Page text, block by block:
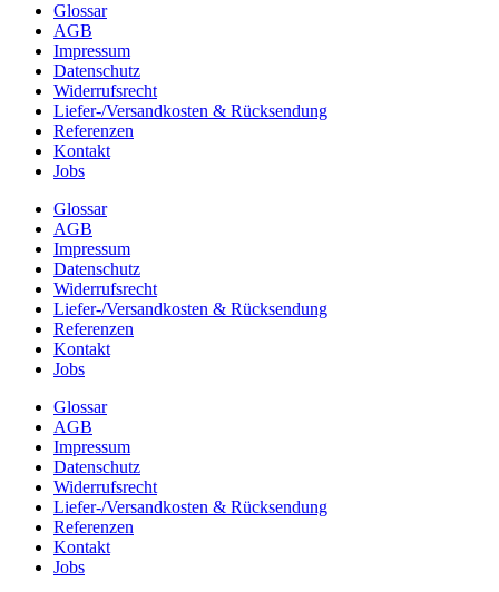
Glossar
AGB
Impressum
Datenschutz
Widerrufsrecht
Liefer-/Versandkosten & Rücksendung
Referenzen
Kontakt
Jobs
Glossar
AGB
Impressum
Datenschutz
Widerrufsrecht
Liefer-/Versandkosten & Rücksendung
Referenzen
Kontakt
Jobs
Glossar
AGB
Impressum
Datenschutz
Widerrufsrecht
Liefer-/Versandkosten & Rücksendung
Referenzen
Kontakt
Jobs